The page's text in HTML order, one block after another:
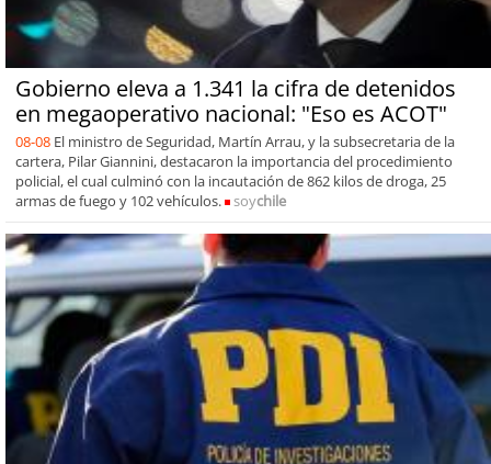
Gobierno eleva a 1.341 la cifra de detenidos
en megaoperativo nacional: "Eso es ACOT"
08-08 El ministro de Seguridad, Martín Arrau, y la subsecretaria de la
cartera, Pilar Giannini, destacaron la importancia del procedimiento
policial, el cual culminó con la incautación de 862 kilos de droga, 25
armas de fuego y 102 vehículos.
soychile